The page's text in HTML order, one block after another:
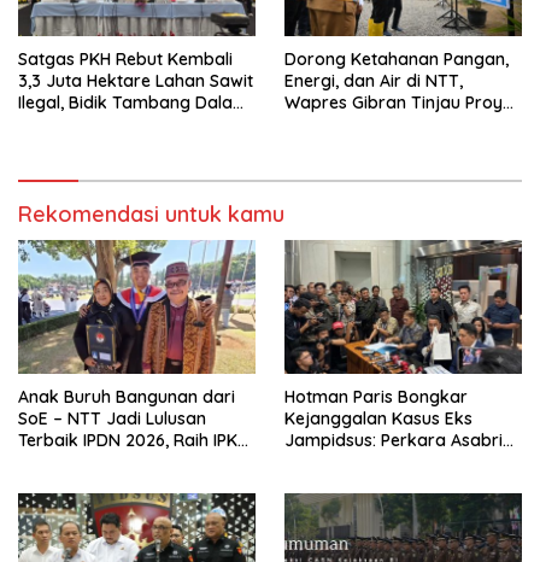
Satgas PKH Rebut Kembali
3,3 Juta Hektare Lahan Sawit
Ilegal, Bidik Tambang Dalam
Dorong Ketahanan Pangan,
Energi, dan Air di NTT,
Wapres Gibran Tinjau Proyek
Rekomendasi untuk kamu
Anak Buruh Bangunan dari
SoE – NTT Jadi Lulusan
Terbaik IPDN 2026, Raih IPK
Hotman Paris Bongkar
Kejanggalan Kasus Eks
Jampidsus: Perkara Asabri